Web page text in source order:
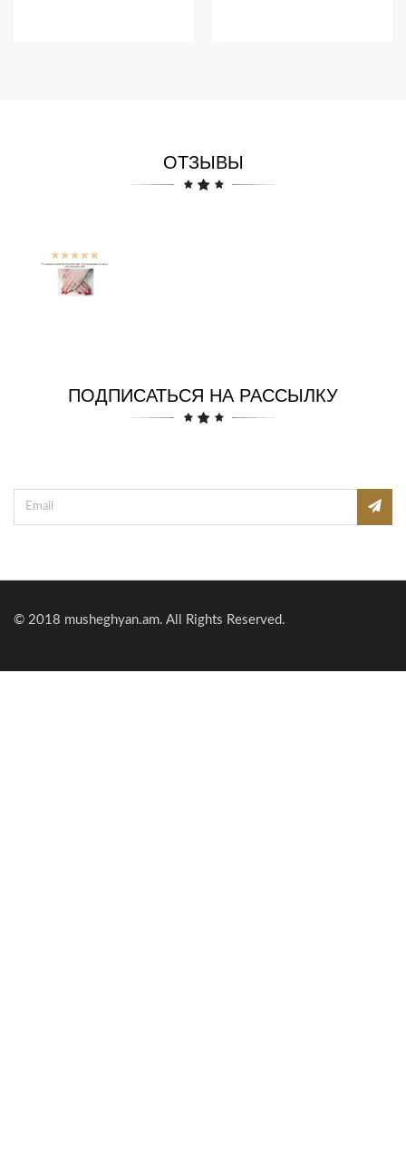
ОТЗЫВЫ
ПОДПИСАТЬСЯ НА РАССЫЛКУ
© 2018 musheghyan.am. All Rights Reserved.